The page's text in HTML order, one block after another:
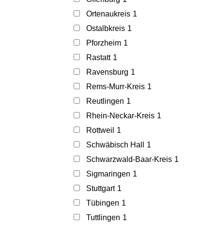
Ortenaukreis 1
Ostalbkreis 1
Pforzheim 1
Rastatt 1
Ravensburg 1
Rems-Murr-Kreis 1
Reutlingen 1
Rhein-Neckar-Kreis 1
Rottweil
1
Schwäbisch Hall
1
Schwarzwald-Baar-Kreis 1
Sigmaringen 1
Stuttgart 1
Tübingen 1
Tuttlingen 1